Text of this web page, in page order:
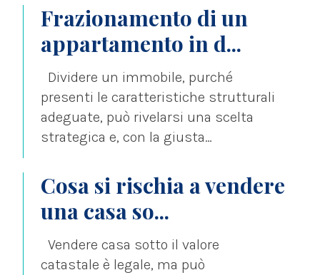
che...
Frazionamento di un
appartamento in d...
Dividere un immobile, purché
presenti le caratteristiche strutturali
adeguate, può rivelarsi una scelta
strategica e, con la giusta
risulta...
Cosa si rischia a vendere
una casa so...
Vendere casa sotto il valore
catastale è legale, ma può